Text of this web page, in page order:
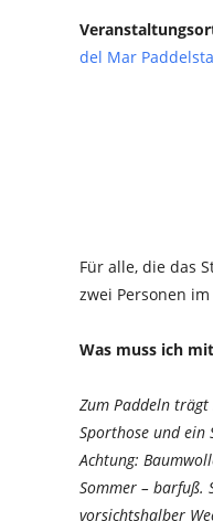
del Mar
Für alle, die das
zwei Personen
Was muss ich
Zum Paddeln
Sporthose und ein
Achtung:
Sommer – barfuß.
vorsichtshalber